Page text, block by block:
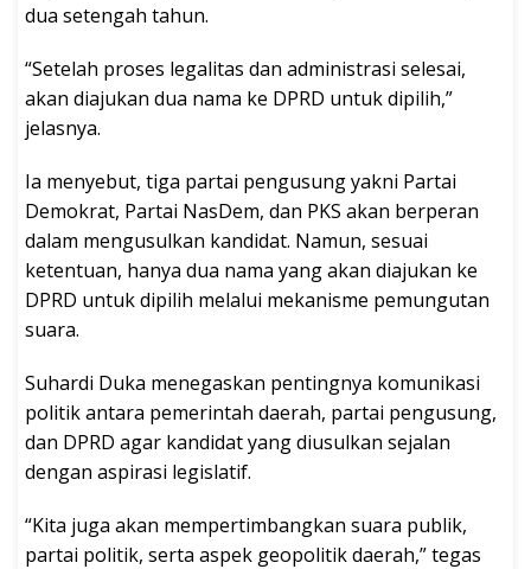
dua setengah tahun.
“Setelah proses legalitas dan administrasi selesai,
akan diajukan dua nama ke DPRD untuk dipilih,”
jelasnya.
Ia menyebut, tiga partai pengusung yakni Partai
Demokrat, Partai NasDem, dan PKS akan berperan
dalam mengusulkan kandidat. Namun, sesuai
ketentuan, hanya dua nama yang akan diajukan ke
DPRD untuk dipilih melalui mekanisme pemungutan
suara.
Suhardi Duka menegaskan pentingnya komunikasi
politik antara pemerintah daerah, partai pengusung,
dan DPRD agar kandidat yang diusulkan sejalan
dengan aspirasi legislatif.
“Kita juga akan mempertimbangkan suara publik,
partai politik, serta aspek geopolitik daerah,” tegas